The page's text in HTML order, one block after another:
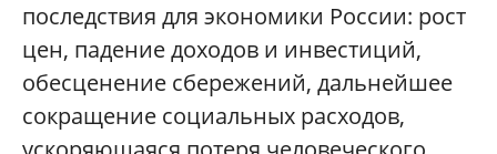
последствия для экономики России: рост
цен, падение доходов и инвестиций,
обесценение сбережений, дальнейшее
сокращение социальных расходов,